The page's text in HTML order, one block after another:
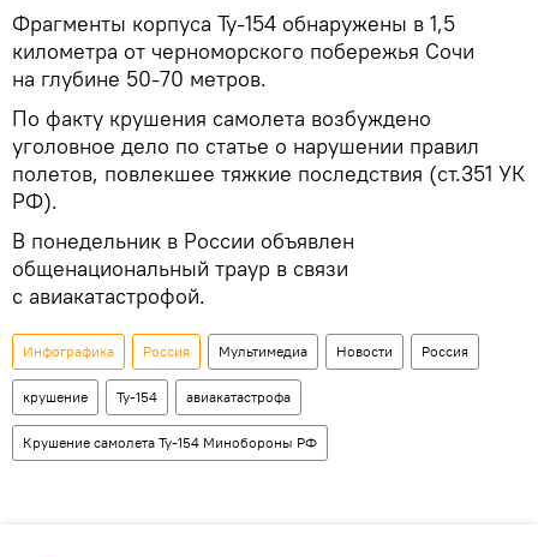
Фрагменты корпуса Ту-154 обнаружены в 1,5
километра от черноморского побережья Сочи
на глубине 50-70 метров.
По факту крушения самолета возбуждено
уголовное дело по статье о нарушении правил
полетов, повлекшее тяжкие последствия (ст.351 УК
РФ).
В понедельник в России объявлен
общенациональный траур в связи
с авиакатастрофой.
Инфографика Россия Мультимедиа Новости Россия
крушение Ту-154 авиакатастрофа
Крушение самолета Ту-154 Минобороны РФ